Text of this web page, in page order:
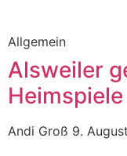
Allgemein
Alsweiler
Heimspiele
Andi Groß 9.